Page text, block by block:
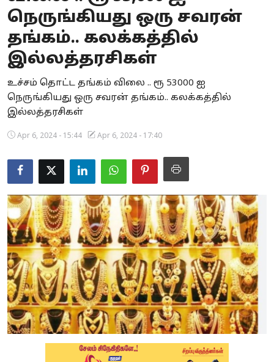
Business
Crime
National
Spirituality
Weather
Politics
நெருங்கியது ஒரு சவரன்
தங்கம்.. கலக்கத்தில்
இல்லத்தரசிகள்
உச்சம் தொட்ட தங்கம் விலை .. ரூ 53000 ஐ
நெருங்கியது ஒரு சவரன் தங்கம்.. கலக்கத்தில்
இல்லத்தரசிகள்
Apr 6, 2024 - 15:44 Apr 6, 2024 - 17:40